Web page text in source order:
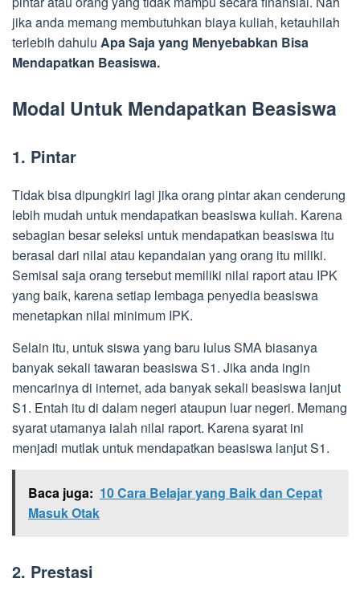
jika anda memang membutuhkan biaya kuliah, ketauhilah
terlebih dahulu Apa Saja yang Menyebabkan Bisa
Mendapatkan Beasiswa.
Modal Untuk Mendapatkan Beasiswa
1. Pintar
Tidak bisa dipungkiri lagi jika orang pintar akan cenderung
lebih mudah untuk mendapatkan beasiswa kuliah. Karena
sebagian besar seleksi untuk mendapatkan beasiswa itu
berasal dari nilai atau kepandaian yang orang itu miliki.
Semisal saja orang tersebut memiliki nilai raport atau IPK
yang baik, karena setiap lembaga penyedia beasiswa
menetapkan nilai minimum IPK.
Selain itu, untuk siswa yang baru lulus SMA biasanya
banyak sekali tawaran beasiswa S1. Jika anda ingin
mencarinya di internet, ada banyak sekali beasiswa lanjut
S1. Entah itu di dalam negeri ataupun luar negeri. Memang
syarat utamanya ialah nilai raport. Karena syarat ini
menjadi mutlak untuk mendapatkan beasiswa lanjut S1.
Baca juga: 10 Cara Belajar yang Baik dan Cepat
Masuk Otak
2. Prestasi